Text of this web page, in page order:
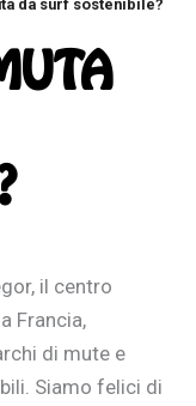
da surf sostenibile?
il centro
Francia,
di mute e
Siamo felici di